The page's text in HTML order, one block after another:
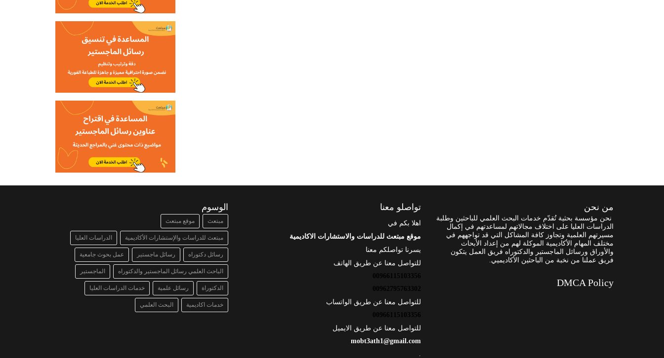
من نحن
نحن مؤسسة بحثية تُقدّم خدمات البحث العلمي للباحثين وطلبة
الدراسات العليا على اختلاف مجالاتهم لمساعدتهم في إكمال
مسيرتهم العلمية وتجاوز كافة المشاكل التي قد تواجههم في
مختلف المهام الأكاديمية الموكلة لهم من إعداد الأبحاث
والأوراق ورسائل الماجستير والدكتوراه فريق العمل يتكون
فريق عملنا من نخبة من الباحثين الأكاديميي.
DMCA Policy
تواصلو معنا
اهلا بكم في
موقع مبتعث للدراسات والاستشارات الاكاديمية
يسرنا تواصلكم معنا
للتواصل معنا عن طريق الهاتف
00966115103356
00962795763302
للتواصل معنا عن طريق الواتساب
00966115103356
للتواصل معنا عن طريق الايميل
mobt3ath1@gmail.com
الوسوم
مبتعث موقع مبتعث
مبتعث للدراسات والإستشارات الأكاديمية الدراسات العليا
رسائل دكتوراه رسائل ماجستير عمل بحوث جامعية
الباحث العلمي رسائل الماجستير والدكتوراه الماجستير
الدكتوراة رسائل علمية خدمات الدراسات العليا
خدمات اكاديمية البحث العلمي